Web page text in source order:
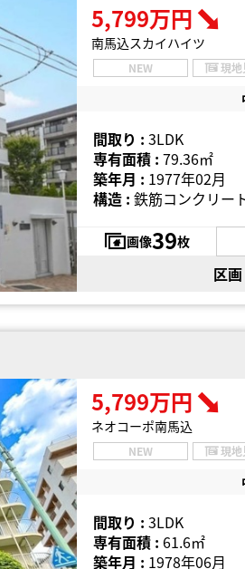
5,799万円
南馬込スカイハイツ
NEW 現
間取り : 3LDK
専有面積 : 79.36㎡
築年月 : 1977年02月
構造 : 鉄筋コンクリー
画像39枚
区
5,799万円
ネオコーポ南馬込
NEW 現
間取り : 3LDK
専有面積 : 61.6㎡
築年月 : 1978年06月